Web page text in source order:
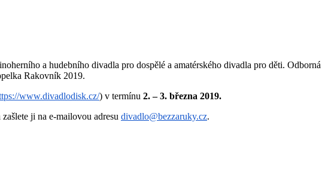
a hudebního divadla pro dospělé a amatérského divadla pro děti.
Rakovník 2019.
www.divadlodisk.cz/) v termínu 2. – 3. března 2019.
zašlete ji na e-mailovou adresu divadlo@bezzaruky.cz.